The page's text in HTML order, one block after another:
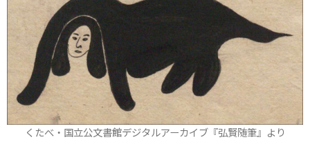
くたべ・国立公文書館デジタルアーカイブ『弘賢随筆』より